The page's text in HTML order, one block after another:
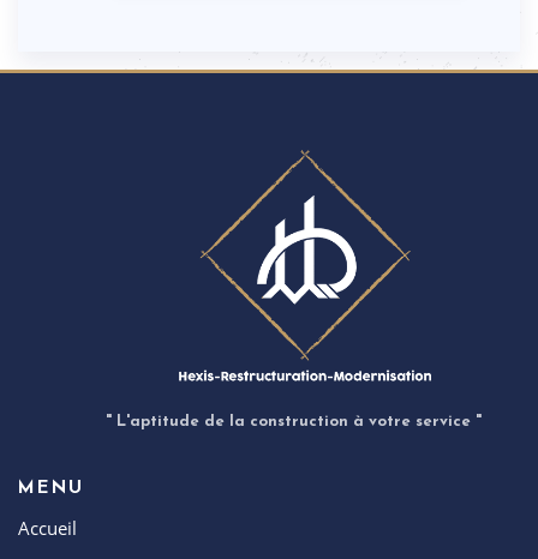
" L'aptitude de la construction à votre service "
MENU
Accueil